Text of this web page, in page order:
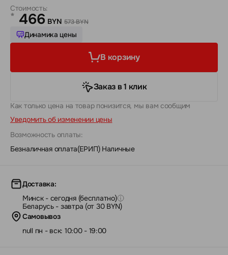
Стоимость:
* 466 BYN 573 BYN
Динамика цены
В корзину
Заказ в 1 клик
Как только цена на товар понизится, мы вам сообщим
Уведомить об изменении цены
Возможность оплаты:
Безналичная оплата(ЕРИП)| Наличные
Доставка:
Минск - сегодня (бесплатно)
Беларусь - завтра (от 30 BYN)
Самовывоз
null пн - вск: 10:00 - 19:00